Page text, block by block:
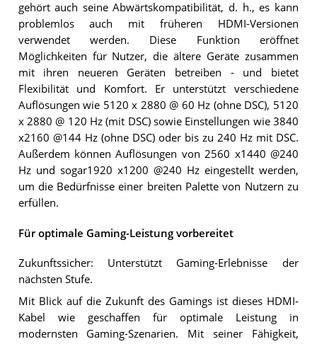
gehört auch seine Abwärtskompatibilität, d. h., es kann
problemlos auch mit früheren HDMI-Versionen
verwendet werden. Diese Funktion eröffnet
Möglichkeiten für Nutzer, die ältere Geräte zusammen
mit ihren neueren Geräten betreiben - und bietet
Flexibilität und Komfort. Er unterstützt verschiedene
Auflösungen wie 5120 x 2880 @ 60 Hz (ohne DSC), 5120
x 2880 @ 120 Hz (mit DSC) sowie Einstellungen wie 3840
x2160 @144 Hz (ohne DSC) oder bis zu 240 Hz mit DSC.
Außerdem können Auflösungen von 2560 x1440 @240
Hz und sogar1920 x1200 @240 Hz eingestellt werden,
um die Bedürfnisse einer breiten Palette von Nutzern zu
erfüllen.
Für optimale Gaming-Leistung vorbereitet
Zukunftssicher: Unterstützt Gaming-Erlebnisse der
nächsten Stufe.
Mit Blick auf die Zukunft des Gamings ist dieses HDMI-
Kabel wie geschaffen für optimale Leistung in
modernsten Gaming-Szenarien. Mit seiner Fähigkeit,